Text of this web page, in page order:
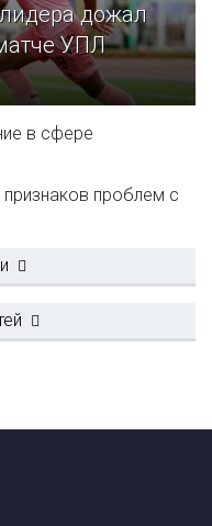
дожал
УПЛ
в сфере
признаков проблем с